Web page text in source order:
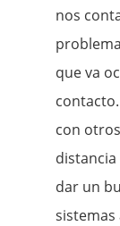
nos
que va
con
dar un